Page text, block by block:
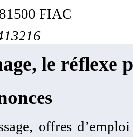
FIAC
le réflexe
offres